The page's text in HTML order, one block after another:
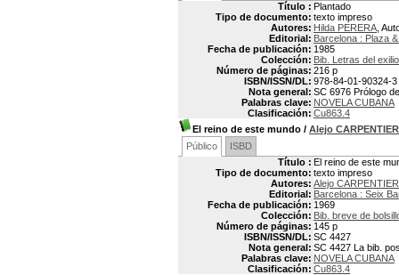
Título : Plantado
Tipo de documento: texto impreso
Autores: Hilda PERERA ,
Editorial: Barcelona : Plaza
Fecha de publicación: 1985
Colección: Bib. Letras del exilio
Número de páginas: 216 p
ISBN/ISSN/DL: 978-84-01-90324-3
Nota general: SC 6976 Prólogo
Palabras clave: NOVELA CUBANA
Clasificación: Cu863.4
El reino de este mundo / Alejo CARPENTIER
Público
ISBD
Título : El reino de este
Tipo de documento: texto impreso
Autores: Alejo
Editorial: Barcelona : Seix
Fecha de publicación: 1969
Colección: Bib. breve de
Número de páginas: 145 p
ISBN/ISSN/DL: SC 4427
Nota general: SC 4427 La bib.
Palabras clave: NOVELA CUBANA
Clasificación: Cu863.4